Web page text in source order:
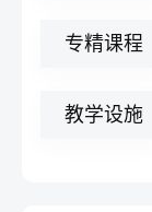
专精课程
教学设施